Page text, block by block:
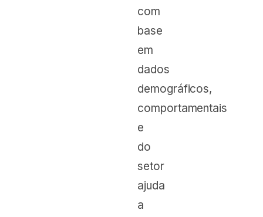
com
base
em
dados
demográficos,
comportamentais
e
do
setor
ajuda
a